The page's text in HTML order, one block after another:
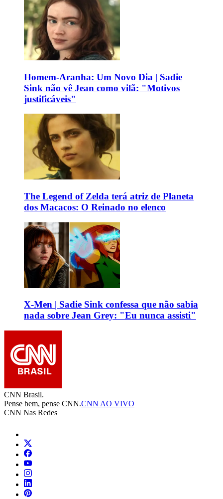
Homem-Aranha: Um Novo Dia | Sadie
Sink não vê Jean como vilã: "Motivos
justificáveis"
The Legend of Zelda terá atriz de Planeta
dos Macacos: O Reinado no elenco
X-Men | Sadie Sink confessa que não sabia
nada sobre Jean Grey: "Eu nunca assisti"
CNN Brasil.
Pense bem, pense CNN.CNN AO VIVO
CNN Nas Redes